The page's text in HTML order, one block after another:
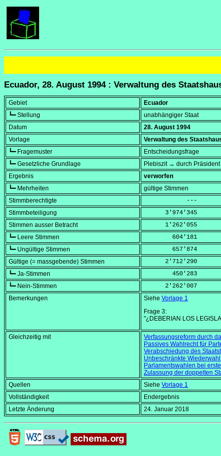
Ecuador, 28. August 1994 : Verwaltung des
Gebiet
Ecuador
┗━ Stellung
unabhängiger Staat
Datum
28. August 1994
Vorlage
Verwaltung des
┗━ Fragemuster
Entscheidungsfrage
┗━ Gesetzliche Grundlage
Plebiszit → durch
Ergebnis
verworfen
┗━ Mehrheiten
gültige Stimmen
Stimmberechtigte
            ---
Stimmbeteiligung
      3'974'345
Stimmen ausser Betracht
      1'262'055
┗━ Leere Stimmen
        604'181
┗━ Ungültige Stimmen
        657'874
Gültige (= massgebende) Stimmen
      2'712'290
┗━ Ja-Stimmen
        450'283
┗━ Nein-Stimmen
      2'262'007
Bemerkungen
Siehe Vorlage 1
Frage 3:
"¿DEBERIAN LOS
Gleichzeitig mit
Verfassungsreform durch
Passives Wahlrecht für
Verabschiedung des
Unbeschränkte
Parlamentswahlen bei
Zulassung der doppelten
Quellen
Siehe Vorlage 1
Vollständigkeit
Endergebnis
Letzte Änderung
24. Januar 2018